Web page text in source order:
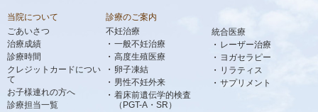
当院について
ごあいさつ
治療成績
診療時間
クレジットカードについ
て
お子様連れの方へ
診療担当一覧
診療のご案内
不妊治療
一般不妊治療
高度生殖医療
卵子凍結
男性不妊外来
着床前遺伝学的検査
（PGT-A・SR）
統合医療
レーザー治療
ヨガセラピー
リラティス
サプリメント